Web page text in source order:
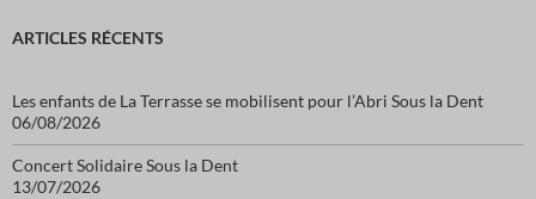
ARTICLES RÉCENTS
Les enfants de La Terrasse se mobilisent pour l’Abri Sous la Dent
06/08/2026
Concert Solidaire Sous la Dent
13/07/2026